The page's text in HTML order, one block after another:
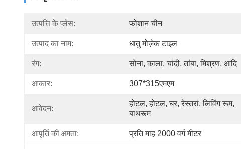
उत्पत्ति के प्लेस: फोशान चीन
उत्पाद का नाम: धातु मोज़ेक टाइल
रंग: सोना, काला, चांदी, तांबा, मिश्रण, आदि
आकार: 307*315एमएम
आवेदन:
होटल, होटल, घर, रेस्तरां, लिविंग रूम,
बाथरूम
आपूर्ति की क्षमता: प्रति माह 2000 वर्ग मीटर